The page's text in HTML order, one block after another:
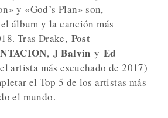
y «God’s Plan» son,
álbum y la canción más
Tras Drake, Post
, J Balvin y Ed
artista más escuchado de 2017)
el Top 5 de los artistas más
el mundo.